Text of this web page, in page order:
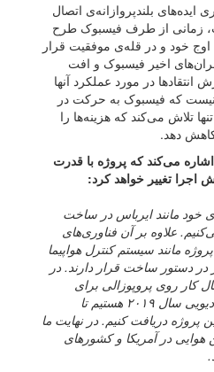
ایده‌های بلندپروازانه‌ی اتصال
زمانی از طرف فیسبوک طرح
خود و در قله‌ی موفقیت قرار
اخیر فیسبوک و افت
در مورد عملکرد آنها
که فیسبوک به حرکت در
تلاش می‌کند که هزینه‌ها را
دهد.
اشاره می‌کند که پروژه با قدرت
اجرا تغییر خواهد کرد:
خود مانند ایرباس در ساخت
علاوه بر آن فناوری‌های
مانند سیستم کنترل هواپیما
در دستور ساخت قرار دارند. در
روی پروپوزالی برای
کنفرانس جهانی ارتباطات رادیویی سال ۲۰۱۹ هستیم تا
پروژه دریافت کنیم. در نهایت ما
هوایی در آمریکا و کشورهای